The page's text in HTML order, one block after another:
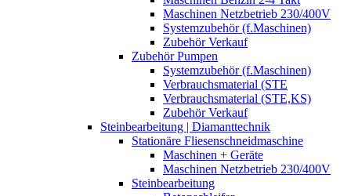
Maschinen Netzbetrieb 230/400V
Systemzubehör (f.Maschinen)
Zubehör Verkauf
Zubehör Pumpen
Systemzubehör (f.Maschinen)
Verbrauchsmaterial (STE
Verbrauchsmaterial (STE,KS)
Zubehör Verkauf
Steinbearbeitung | Diamanttechnik
Stationäre Fliesenschneidmaschine
Maschinen + Geräte
Maschinen Netzbetrieb 230/400V
Steinbearbeitung